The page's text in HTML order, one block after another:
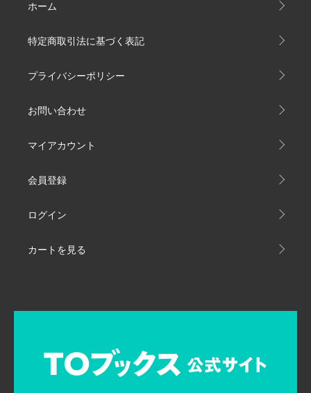
ホーム
特定商取引法に基づく表記
プライバシーポリシー
お問い合わせ
マイアカウント
会員登録
ログイン
カートを見る